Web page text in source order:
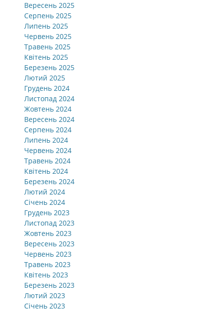
Вересень 2025
Серпень 2025
Липень 2025
Червень 2025
Травень 2025
Квітень 2025
Березень 2025
Лютий 2025
Грудень 2024
Листопад 2024
Жовтень 2024
Вересень 2024
Серпень 2024
Липень 2024
Червень 2024
Травень 2024
Квітень 2024
Березень 2024
Лютий 2024
Січень 2024
Грудень 2023
Листопад 2023
Жовтень 2023
Вересень 2023
Червень 2023
Травень 2023
Квітень 2023
Березень 2023
Лютий 2023
Січень 2023